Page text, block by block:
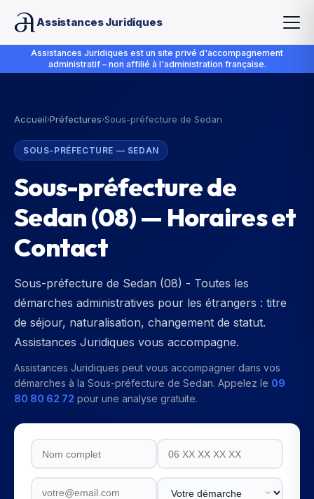
Assistances Juridiques
Assistances Juridiques est un site privé d'accompagnement
administratif – non affilié à l'administration française.
Accueil›Préfectures›Sous-préfecture de Sedan
SOUS-PRÉFECTURE — SEDAN
Sous-préfecture de
Sedan(08) — Horaires et
Contact
Sous-préfecture de Sedan (08) - Toutes les
démarches administratives pour les étrangers : titre
de séjour, naturalisation, changement de statut.
Assistances Juridiques vous accompagne.
Assistances Juridiques peut vous accompagner dans vos
démarches à la Sous-préfecture de Sedan. Appelez le 09
80 80 62 72 pour une analyse gratuite.